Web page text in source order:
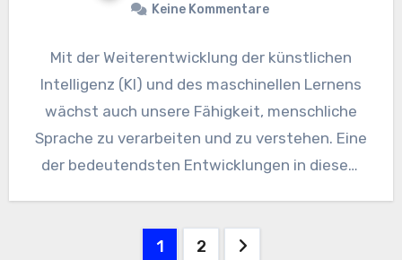
Keine Kommentare
Mit der Weiterentwicklung der künstlichen
Intelligenz (KI) und des maschinellen Lernens
wächst auch unsere Fähigkeit, menschliche
Sprache zu verarbeiten und zu verstehen. Eine
der bedeutendsten Entwicklungen in diesem
Beitragsnavigation
1 2